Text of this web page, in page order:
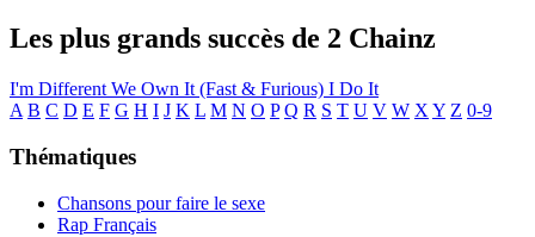
Les plus grands succès de 2 Chainz
I'm Different We Own It (Fast & Furious) I Do It
A B C D E F G H I J K L M N O P Q R S T U V W X Y Z 0-9
Thématiques
Chansons pour faire le sexe
Rap Français